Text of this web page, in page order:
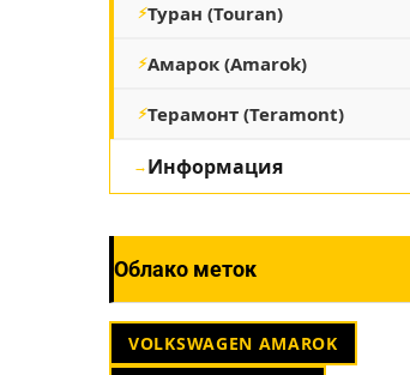
Туран (Touran)
Амарок (Amarok)
Терамонт (Teramont)
Информация
Облако меток
VOLKSWAGEN AMAROK